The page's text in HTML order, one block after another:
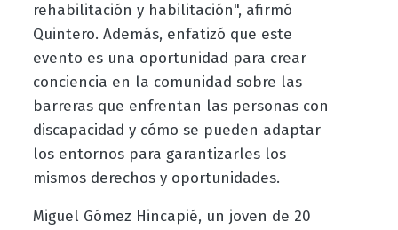
rehabilitación y habilitación", afirmó
Quintero. Además, enfatizó que este
evento es una oportunidad para crear
conciencia en la comunidad sobre las
barreras que enfrentan las personas con
discapacidad y cómo se pueden adaptar
los entornos para garantizarles los
mismos derechos y oportunidades.
Miguel Gómez Hincapié, un joven de 20